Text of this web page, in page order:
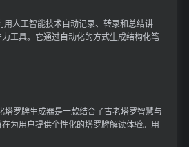
人工智能技术自动记录、转录和总结讲
工具。它通过自动化的方式生成结构化笔
罗牌生成器是一款结合了古老塔罗智慧与
为用户提供个性化的塔罗牌解读体验。用